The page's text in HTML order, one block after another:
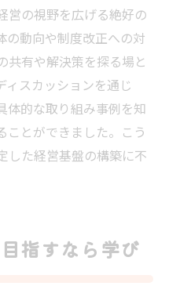
営の視野を広げる絶好の
の動向や制度改正への対
共有や解決策を探る場と
ィスカッションを通じ
体的な取り組み事例を知
ことができました。こう
した経営基盤の構築に不
指すなら学び